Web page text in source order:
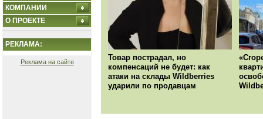
КОМПАНИИ
О ПРОЕКТЕ
РЕКЛАМА:
Реклама на сайте
Товар пострадал, но
компенсаций не будет: как
атаки на склады Wildberries
ударили по продавцам